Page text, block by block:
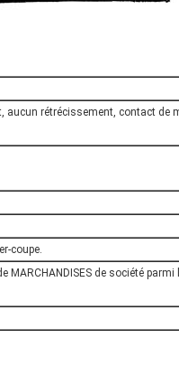
aucun rétrécissement, contact de
coupe.
MARCHANDISES de société parmi